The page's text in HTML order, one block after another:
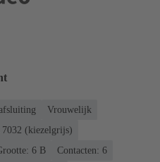
Vrouwelijk
(kiezelgrijs)
6 B
Contacten: 6